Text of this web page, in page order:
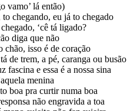
vamo’ lá então)
chegando, eu já to chegado
‘cê tá ligado?
diga que não
chão, isso é de coração
de trem, a pé, caranga ou busão
fascina e essa é a nossa sina
menina
boa pra curtir numa boa
não engravida a toa